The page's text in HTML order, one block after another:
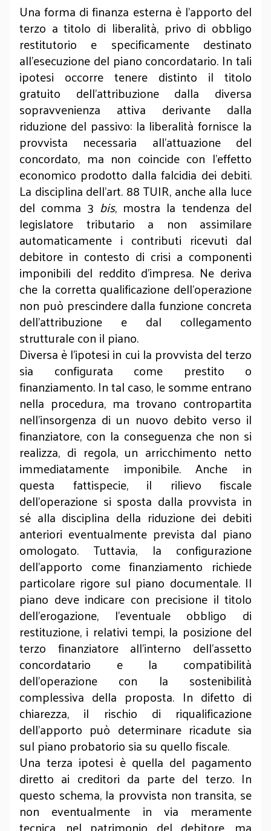
Una forma di finanza esterna è l’apporto del
terzo a titolo di liberalità, privo di obbligo
restitutorio e specificamente destinato
all’esecuzione del piano concordatario. In tali
ipotesi occorre tenere distinto il titolo
gratuito dell’attribuzione dalla diversa
sopravvenienza attiva derivante dalla
riduzione del passivo: la liberalità fornisce la
provvista necessaria all’attuazione del
concordato, ma non coincide con l’effetto
economico prodotto dalla falcidia dei debiti.
La disciplina dell’art. 88 TUIR, anche alla luce
del comma 3 bis, mostra la tendenza del
legislatore tributario a non assimilare
automaticamente i contributi ricevuti dal
debitore in contesto di crisi a componenti
imponibili del reddito d’impresa. Ne deriva
che la corretta qualificazione dell’operazione
non può prescindere dalla funzione concreta
dell’attribuzione e dal collegamento
strutturale con il piano.
Diversa è l’ipotesi in cui la provvista del terzo
sia configurata come prestito o
finanziamento. In tal caso, le somme entrano
nella procedura, ma trovano contropartita
nell’insorgenza di un nuovo debito verso il
finanziatore, con la conseguenza che non si
realizza, di regola, un arricchimento netto
immediatamente imponibile. Anche in
questa fattispecie, il rilievo fiscale
dell’operazione si sposta dalla provvista in
sé alla disciplina della riduzione dei debiti
anteriori eventualmente prevista dal piano
omologato. Tuttavia, la configurazione
dell’apporto come finanziamento richiede
particolare rigore sul piano documentale. Il
piano deve indicare con precisione il titolo
dell’erogazione, l’eventuale obbligo di
restituzione, i relativi tempi, la posizione del
terzo finanziatore all’interno dell’assetto
concordatario e la compatibilità
dell’operazione con la sostenibilità
complessiva della proposta. In difetto di
chiarezza, il rischio di riqualificazione
dell’apporto può determinare ricadute sia
sul piano probatorio sia su quello fiscale.
Una terza ipotesi è quella del pagamento
diretto ai creditori da parte del terzo. In
questo schema, la provvista non transita, se
non eventualmente in via meramente